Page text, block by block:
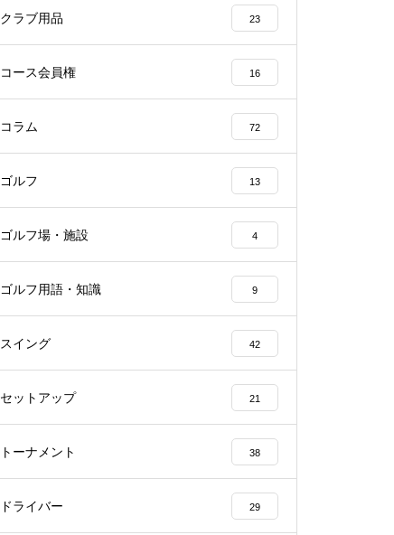
クラブ用品 23
コース会員権 16
コラム 72
ゴルフ 13
ゴルフ場・施設 4
ゴルフ用語・知識 9
スイング 42
セットアップ 21
トーナメント 38
ドライバー 29